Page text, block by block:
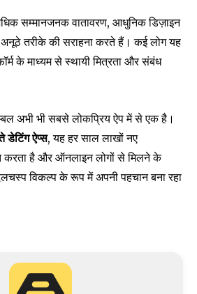
सम्मानजनक वातावरण, आधुनिक डिज़ाइन
तरीके की सराहना करते हैं। कई लोग यह
के माध्यम से स्थायी मित्रता और संबंध
अभी भी सबसे लोकप्रिय ऐप में से एक है।
डेटिंग ऐप्स, यह हर साल लाखों नए
करता है और ऑनलाइन लोगों से मिलने के
विकल्प के रूप में अपनी पहचान बना रहा